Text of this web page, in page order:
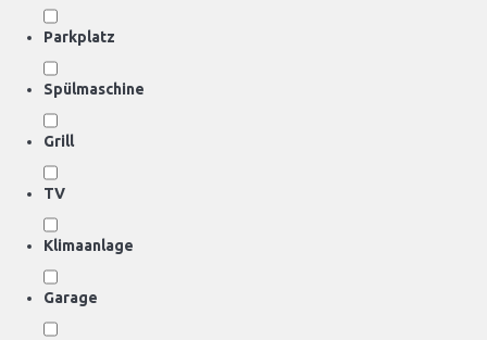
Parkplatz
Spülmaschine
Grill
TV
Klimaanlage
Garage